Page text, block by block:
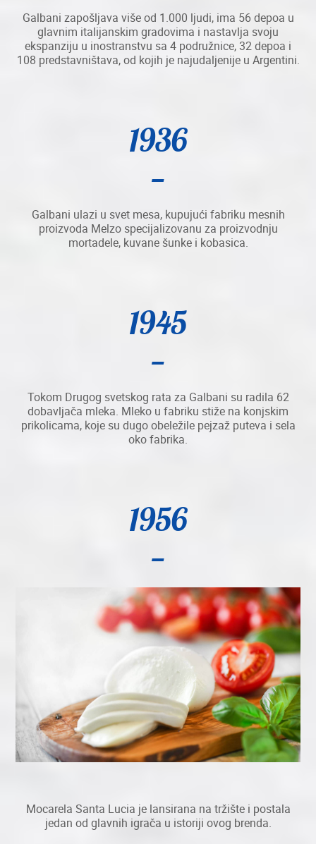
Galbani zapošljava više od 1.000 ljudi, ima 56 depoa u
glavnim italijanskim gradovima i nastavlja svoju
ekspanziju u inostranstvu sa 4 podružnice, 32 depoa i
108 predstavništava, od kojih je najudaljenije u Argentini.
1936
Galbani ulazi u svet mesa, kupujući fabriku mesnih
proizvoda Melzo specijalizovanu za proizvodnju
mortadele, kuvane šunke i kobasica.
1945
Tokom Drugog svetskog rata za Galbani su radila 62
dobavljača mleka. Mleko u fabriku stiže na konjskim
prikolicama, koje su dugo obeležile pejzaž puteva i sela
oko fabrika.
1956
Mocarela Santa Lucia je lansirana na tržište i postala
jedan od glavnih igrača u istoriji ovog brenda.